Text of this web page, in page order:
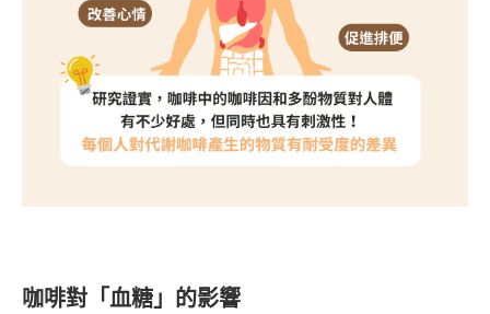
咖啡對「血糖」的影響